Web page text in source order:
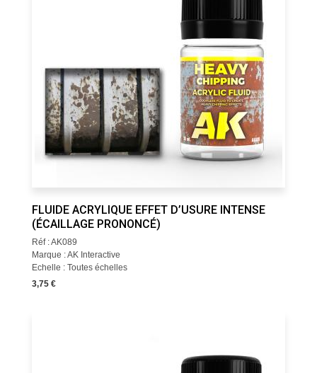
FLUIDE ACRYLIQUE EFFET D’USURE INTENSE
(ÉCAILLAGE PRONONCÉ)
Réf : AK089
Marque : AK Interactive
Echelle : Toutes échelles
3,75 €